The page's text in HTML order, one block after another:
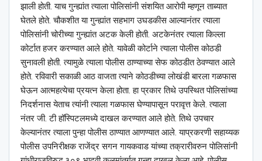
झाली होती. याच गुन्ह्यांत त्याला पोलिसांनी संशयित आरोपी म्हणून ताब्यात
घेतले होते. चौकशीत या गुन्ह्यांत सहभाग उघडकीस आल्यानंतर त्याला
पोलिसांनी चोरीच्या गुन्ह्यांत अटक केली होती. अटकेनंतर त्याला किल्ला
कोर्टात हजर करण्यात आले होते. यावेळी कोर्टाने त्याला पोलीस कोठडी
सुनावली होती. त्यामुळे त्याला पोलीस ठाण्याच्या सेफ कोठडीत ठेवण्यात आले
होते. रविवारी सकाळी आठ वाजता त्याने कोठडीच्या लोखंडी बारला गळफास
घेऊन आत्महत्येचा प्रयत्न केला होता. हा प्रकार तिथे उपस्थित पोलिसांच्या
निदर्शनास येताच त्यांनी त्याला गळफास घेण्यापासून परावृत्त केले. त्याला
नंतर जी. टी हॉस्पिटलमध्ये दाखल करण्यात आले होते. तिथे उपचार
केल्यानंतर त्याला पुन्हा पोलीस ठाण्यात आणण्यात आले. याप्रकरणी सहाय्यक
पोलीस उपनिरीक्षक राजेंद्र सगन गायकवाड यांच्या तक्रारीवरुन पोलिसांनी